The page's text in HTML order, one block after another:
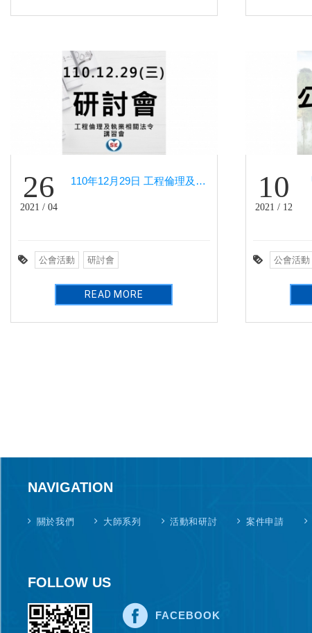
26
2021 / 04
110年12月29日 工程倫理及執業相關法令講習會
公會活動 研討會
READ MORE
10
2021 / 12
公會活動
NAVIGATION
關於我們 大師系列 活動和研討 案件申請
FOLLOW US
FACEBOOK